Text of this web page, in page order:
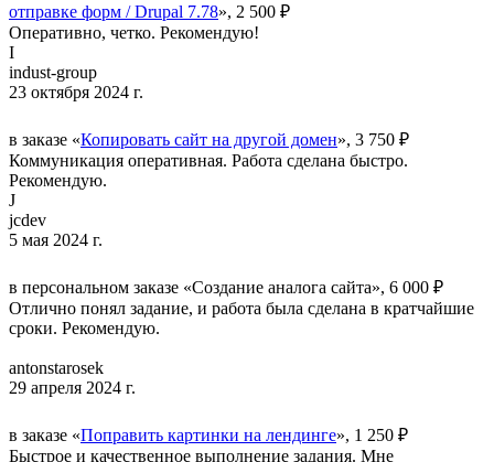
отправке форм / Drupal 7.78», 2 500 ₽
Оперативно, четко. Рекомендую!
I
indust-group
23 октября 2024 г.
в заказе «Копировать сайт на другой домен», 3 750 ₽
Коммуникация оперативная. Работа сделана быстро.
Рекомендую.
J
jcdev
5 мая 2024 г.
в персональном заказе «Создание аналога сайта», 6 000 ₽
Отлично понял задание, и работа была сделана в кратчайшие
сроки. Рекомендую.
antonstarosek
29 апреля 2024 г.
в заказе «Поправить картинки на лендинге», 1 250 ₽
Быстрое и качественное выполнение задания. Мне